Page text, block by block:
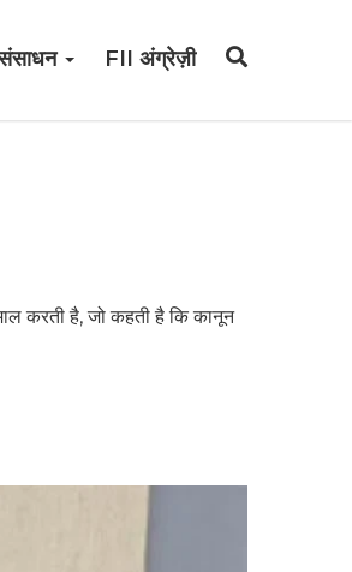
FII अंग्रेज़ी
करती है, जो कहती है कि कानून